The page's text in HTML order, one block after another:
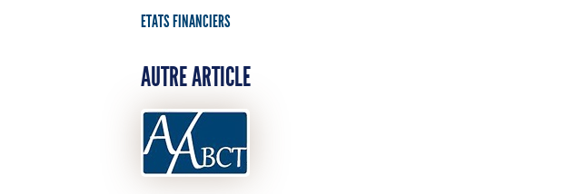
ETATS FINANCIERS
AUTRE ARTICLE